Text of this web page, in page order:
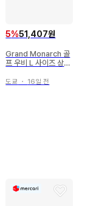
5%51,407원
Grand Monarch 골
프 우비 L 사이즈 상하
도쿄 ・ 16일 전